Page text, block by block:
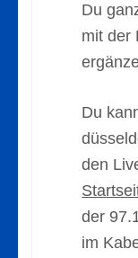
Du
mit der
Du
den
der
im